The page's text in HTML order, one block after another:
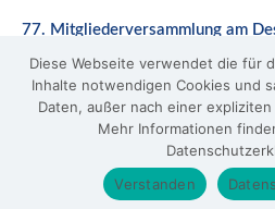
77. Mitgliederversammlung am
Stellungnahme zum
BaySchO
© 2026 LEV
Diese Webseite verwendet die für
Inhalte notwendigen Cookies und
Daten, außer nach einer
Mehr Informationen
Verstanden